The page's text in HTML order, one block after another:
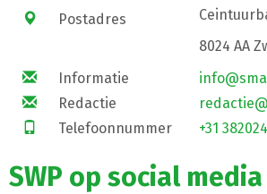
Postadres
8024 AA
Informatie
Redactie
Telefoonnummer
+31
SWP op social media